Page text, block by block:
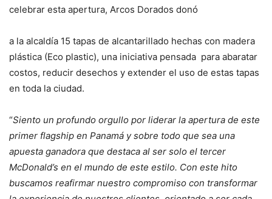
celebrar esta apertura, Arcos Dorados donó
a la alcaldía 15 tapas de alcantarillado hechas con madera
plástica (Eco plastic), una iniciativa pensada para abaratar
costos, reducir desechos y extender el uso de estas tapas
en toda la ciudad.
“Siento un profundo orgullo por liderar la apertura de este
primer flagship en Panamá y sobre todo que sea una
apuesta ganadora que destaca al ser solo el tercer
McDonald’s en el mundo de este estilo. Con este hito
buscamos reafirmar nuestro compromiso con transformar